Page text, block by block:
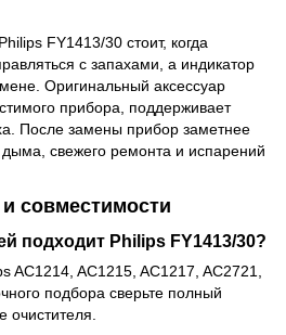
FY1413/30 стоит, когда
с запахами, а индикатор
Оригинальный аксессуар
прибора, поддерживает
После замены прибор заметнее
свежего ремонта и испарений
совместимости
подходит Philips FY1413/30?
AC1214, AC1215, AC1217, AC2721,
подбора сверьте полный
очистителя.